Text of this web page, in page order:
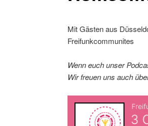
Mit Gästen aus
Freifunkcommunites
Wenn euch unser
Wir freuen uns auch